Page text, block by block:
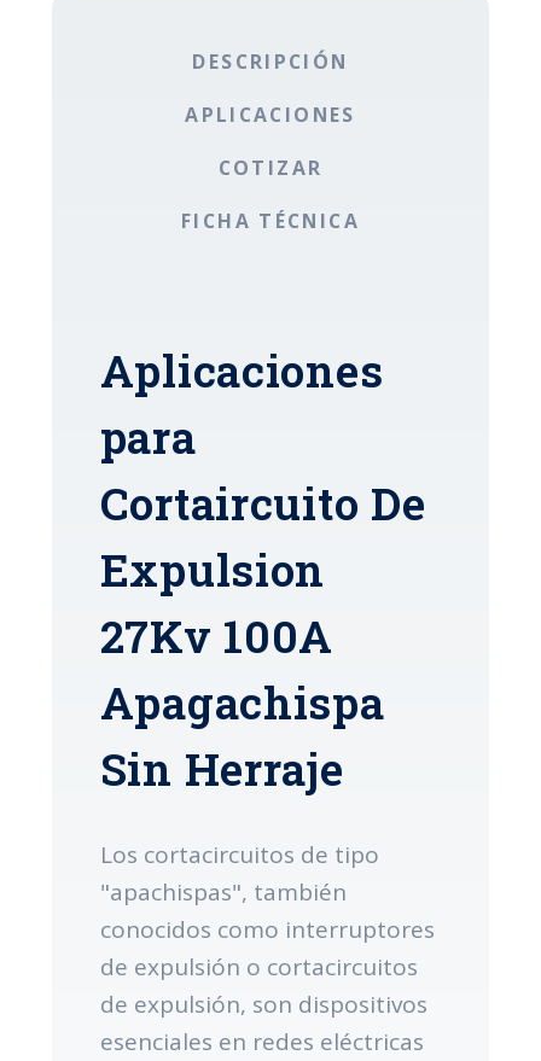
DESCRIPCIÓN
APLICACIONES
COTIZAR
FICHA TÉCNICA
Aplicaciones
para
Cortaircuito De
Expulsion
27Kv 100A
Apagachispa
Sin Herraje
Los cortacircuitos de tipo
"apachispas", también
conocidos como interruptores
de expulsión o cortacircuitos
de expulsión, son dispositivos
esenciales en redes eléctricas